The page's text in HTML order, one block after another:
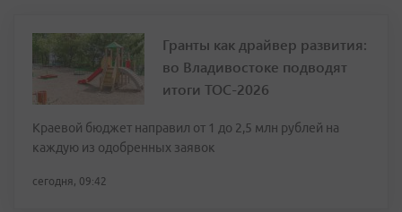
Гранты как драйвер развития:
во Владивостоке подводят
итоги ТОС-2026
Краевой бюджет направил от 1 до 2,5 млн рублей на
каждую из одобренных заявок
сегодня, 09:42